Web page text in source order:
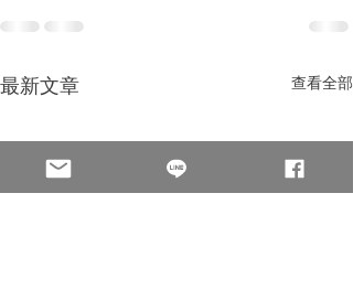
最新文章 查看全部